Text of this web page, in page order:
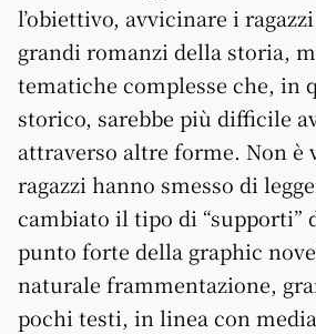
l’obiettivo, avvicinare i
grandi romanzi della storia,
tematiche complesse che, in
storico, sarebbe più difficile
attraverso altre forme. Non è
ragazzi hanno smesso di
cambiato il tipo di “supporti”
punto forte della graphic
naturale frammentazione,
pochi testi, in linea con